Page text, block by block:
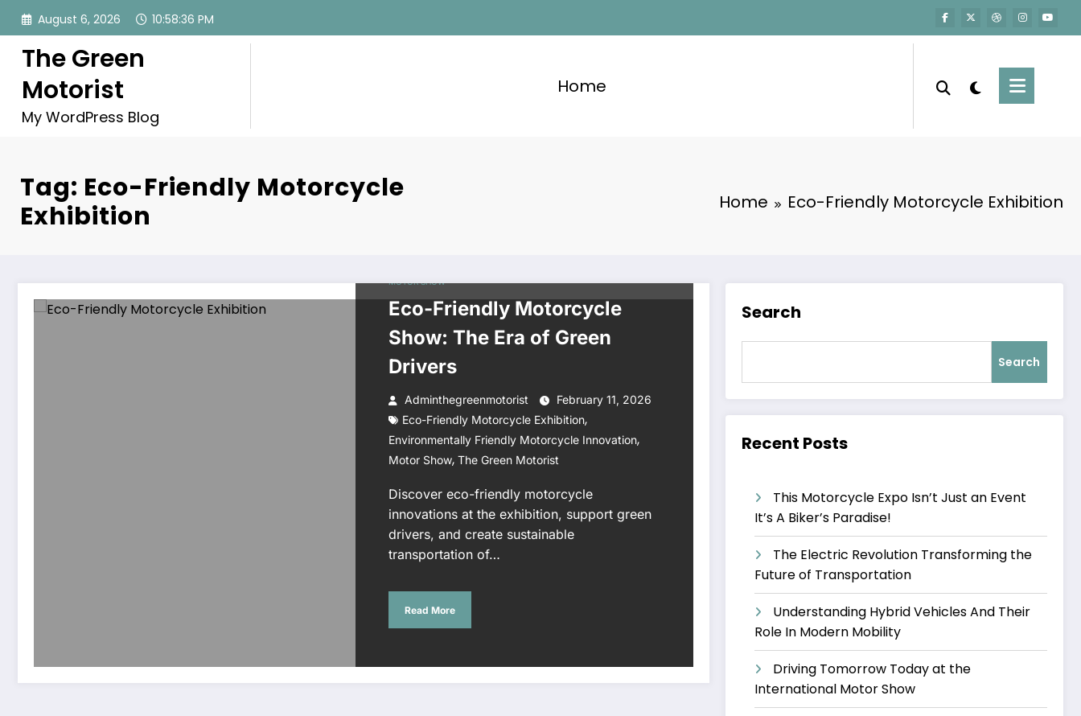
Skip
content
August 6, 2026 10:58:36 PM
The Green
Motorist
My WordPress Blog
Home
Tag: Eco-Friendly Motorcycle
Exhibition
Home Eco-Friendly Motorcycle Exhibition
MOTOR SHOW
Eco-Friendly Motorcycle
Show: The Era of Green
Drivers
Adminthegreenmotorist
February 11, 2026
Eco-Friendly Motorcycle Exhibition,
Environmentally Friendly Motorcycle Innovation,
Motor Show, The Green Motorist
Discover eco-friendly motorcycle
innovations at the exhibition, support green
drivers, and create sustainable
transportation of…
Read More
Search
Search
Recent Posts
This Motorcycle Expo Isn’t Just an Event
It’s A Biker’s Paradise!
The Electric Revolution Transforming the
Future of Transportation
Understanding Hybrid Vehicles And Their
Role In Modern Mobility
Driving Tomorrow Today at the
International Motor Show